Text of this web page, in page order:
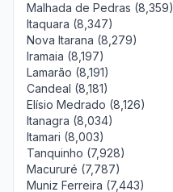
Malhada de Pedras (8,359)
Itaquara (8,347)
Nova Itarana (8,279)
Iramaia (8,197)
Lamarão (8,191)
Candeal (8,181)
Elísio Medrado (8,126)
Itanagra (8,034)
Itamari (8,003)
Tanquinho (7,928)
Macururé (7,787)
Muniz Ferreira (7,443)